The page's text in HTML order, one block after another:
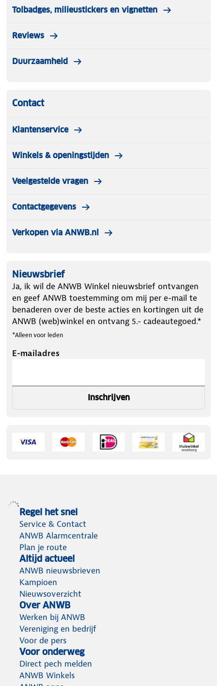
Tolbadges, milieustickers en vignetten
Reviews
Duurzaamheid
Contact
Klantenservice
Winkels & openingstijden
Veelgestelde vragen
Contactgegevens
Verkopen via ANWB.nl
Nieuwsbrief
Ja, ik wil de ANWB Winkel nieuwsbrief ontvangen
en geef ANWB toestemming om mij per e-mail te
benaderen over de beste acties en kortingen uit de
ANWB (web)winkel en ontvang 5.- cadeautegoed.*
*Alleen voor leden
E-mailadres
Inschrijven
Regel het snel
Service & Contact
ANWB Alarmcentrale
Plan je route
Altijd actueel
ANWB nieuwsbrieven
Kampioen
Nieuwsoverzicht
Over ANWB
Werken bij ANWB
Vereniging en bedrijf
Voor de pers
Voor onderweg
Direct pech melden
ANWB Winkels